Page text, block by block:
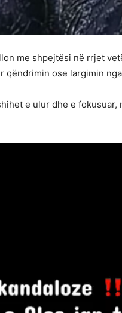
me shpejtësi në rrjet
qëndrimin ose largimin
e ulur dhe e